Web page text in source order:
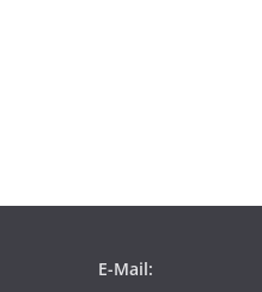
E-Mail: